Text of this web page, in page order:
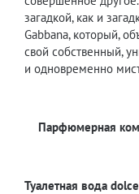
загадкой, как и
Gabbana, который,
свой собственный,
и одновременно
Парфюмерная
Туалетная вода